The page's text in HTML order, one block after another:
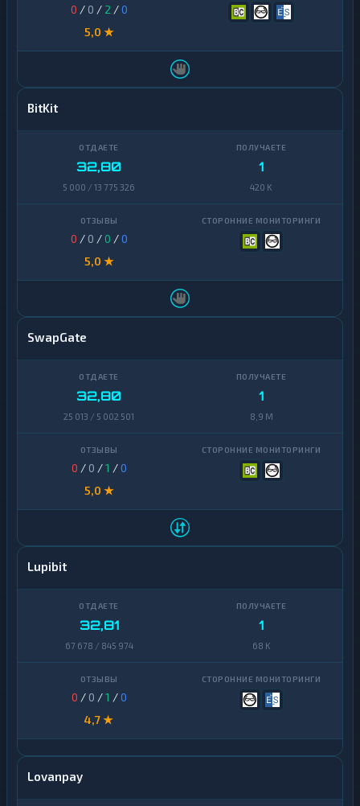
0 / 0 / 2 /0
5,0 ★
BitKit
32,80
5 000 / 13 775 326
1
420 K
0 / 0 /0 /0
5,0 ★
SwapGate
32,80
25 013 / 5 002 501
1
8,9 M
0 / 0 /1 /0
5,0 ★
Lupibit
32,81
67 678 / 845 974
1
68 K
0 / 0 /1 /0
4,7 ★
Lovanpay